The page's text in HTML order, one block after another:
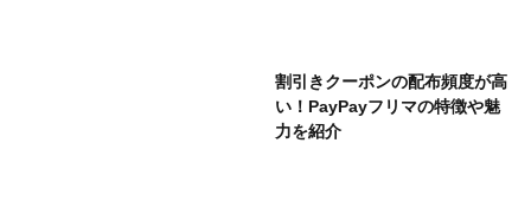
割引きクーポンの配布頻度が高
い！PayPayフリマの特徴や魅
力を紹介